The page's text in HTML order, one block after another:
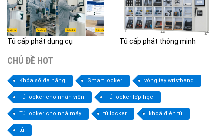
Tủ cấp phát dụng cụ Tủ cấp phát thông minh
CHỦ ĐỀ HOT
Khóa số đa năng Smart locker vòng tay wristband
Tủ locker cho nhân viên Tủ locker lớp học
Tủ locker cho nhà máy tủ locker khoá điện tử
tủ